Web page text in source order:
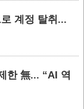
계정 탈취...
한 無... “AI 역